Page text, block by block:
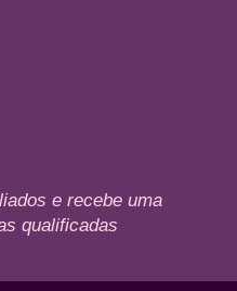
e recebe uma
qualificadas